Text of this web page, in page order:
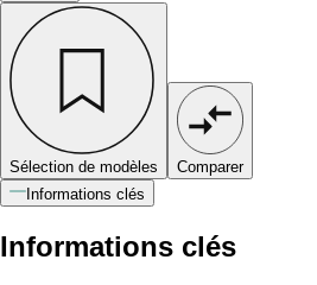
Sélection de modèles
Comparer
Informations clés
Informations clés